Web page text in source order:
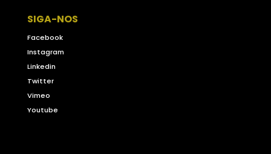
SIGA-NOS
Facebook
Instagram
Linkedin
Twitter
Vimeo
Youtube